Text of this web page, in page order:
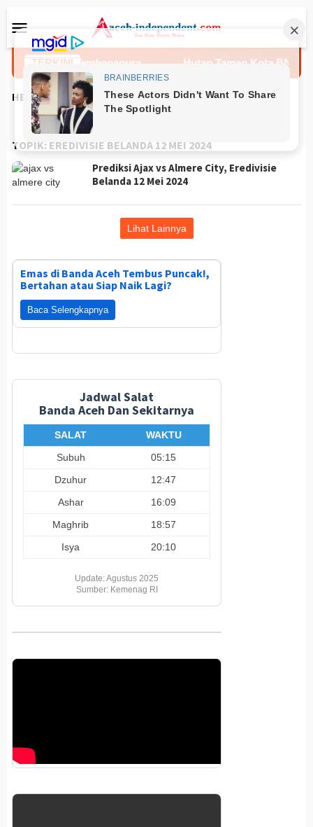
ke
kontenMobile
TERKINI
GW di Tembagapura Hutan Taman Kota BNI
HEADLINES
TOPIK: EREDIVISIE BELANDA 12 MEI 2024
Prediksi Ajax vs Almere City, Eredivisie
Belanda 12 Mei 2024
Lihat Lainnya
Emas di Banda Aceh Tembus Puncak!,
Bertahan atau Siap Naik Lagi?
Baca Selengkapnya
Jadwal Salat
Banda Aceh Dan Sekitarnya
SALAT
WAKTU
Subuh
05:15
Dzuhur
12:47
Ashar
16:09
Maghrib
18:57
Isya
20:10
Update: Agustus 2025
Sumber: Kemenag RI